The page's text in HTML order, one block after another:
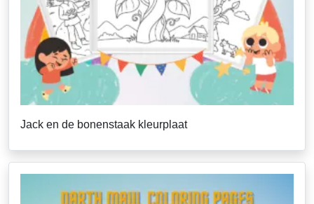
Jack en de bonenstaak kleurplaat